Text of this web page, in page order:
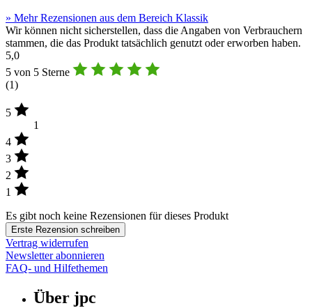
» Mehr Rezensionen aus dem Bereich Klassik
Wir können nicht sicherstellen, dass die Angaben von Verbrauchern
stammen, die das Produkt tatsächlich genutzt oder erworben haben.
5,0
5 von 5 Sterne
(1)
5
1
4
3
2
1
Es gibt noch keine Rezensionen für dieses Produkt
Erste Rezension schreiben
Vertrag widerrufen
Newsletter abonnieren
FAQ- und Hilfethemen
Über jpc